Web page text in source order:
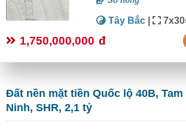
Tây Bắc |
1,750,000,000 đ
Đất nền mặt tiền Quốc lộ 40B, Tam
Ninh, SHR, 2,1 tỷ